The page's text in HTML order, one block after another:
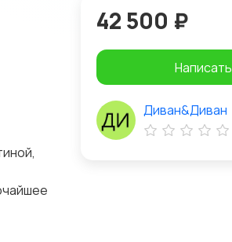
42 500 ₽
Написать
Диван&Диван